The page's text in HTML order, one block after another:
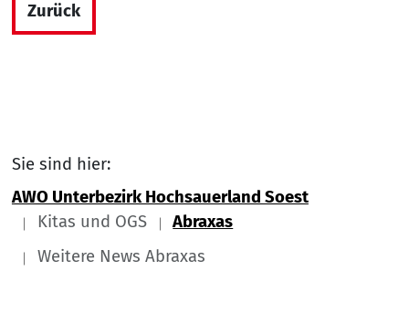
Zurück
Sie sind hier:
AWO Unterbezirk Hochsauerland Soest
Kitas und OGS
Abraxas
Weitere News Abraxas